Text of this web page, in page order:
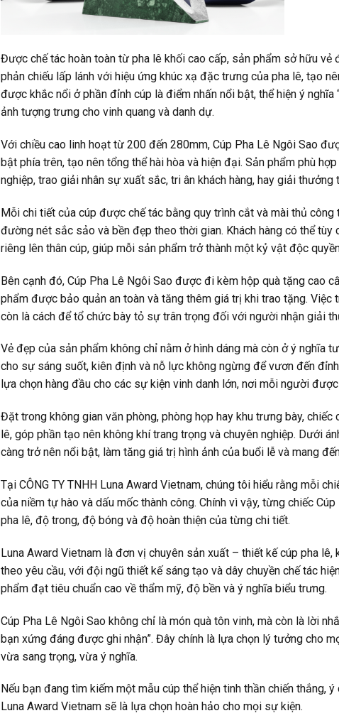
Được chế tác hoàn toàn từ pha lê khối cao cấp, sản phẩm sở hữu vẻ
phản chiếu lấp lánh với hiệu ứng khúc xạ đặc trưng của pha lê, tạo
được khắc nổi ở phần đỉnh cúp là điểm nhấn nổi bật, thể hiện ý
ảnh tượng trưng cho vinh quang và danh dự.
Với chiều cao linh hoạt từ 200 đến 280mm, Cúp Pha Lê Ngôi Sao
bật phía trên, tạo nên tổng thể hài hòa và hiện đại. Sản phẩm phù
nghiệp, trao giải nhân sự xuất sắc, tri ân khách hàng, hay giải
Mỗi chi tiết của cúp được chế tác bằng quy trình cắt và mài thủ
đường nét sắc sảo và bền đẹp theo thời gian. Khách hàng có thể
riêng lên thân cúp, giúp mỗi sản phẩm trở thành một kỷ vật độc
Bên cạnh đó, Cúp Pha Lê Ngôi Sao được đi kèm hộp quà tặng cao
phẩm được bảo quản an toàn và tăng thêm giá trị khi trao tặng.
còn là cách để tổ chức bày tỏ sự trân trọng đối với người nhận giải
Vẻ đẹp của sản phẩm không chỉ nằm ở hình dáng mà còn ở ý
cho sự sáng suốt, kiên định và nỗ lực không ngừng để vươn đến
lựa chọn hàng đầu cho các sự kiện vinh danh lớn, nơi mỗi người
Đặt trong không gian văn phòng, phòng họp hay khu trưng bày,
lê, góp phần tạo nên không khí trang trọng và chuyên nghiệp. Dưới
càng trở nên nổi bật, làm tăng giá trị hình ảnh của buổi lễ và mang
Tại CÔNG TY TNHH Luna Award Vietnam, chúng tôi hiểu rằng mỗi
của niềm tự hào và dấu mốc thành công. Chính vì vậy, từng chiếc
pha lê, độ trong, độ bóng và độ hoàn thiện của từng chi tiết.
Luna Award Vietnam là đơn vị chuyên sản xuất – thiết kế cúp pha
theo yêu cầu, với đội ngũ thiết kế sáng tạo và dây chuyền chế tác
phẩm đạt tiêu chuẩn cao về thẩm mỹ, độ bền và ý nghĩa biểu trưng.
Cúp Pha Lê Ngôi Sao không chỉ là món quà tôn vinh, mà còn là lời
bạn xứng đáng được ghi nhận”. Đây chính là lựa chọn lý tưởng cho
vừa sang trọng, vừa ý nghĩa.
Nếu bạn đang tìm kiếm một mẫu cúp thể hiện tinh thần chiến thắng,
Luna Award Vietnam sẽ là lựa chọn hoàn hảo cho mọi sự kiện.